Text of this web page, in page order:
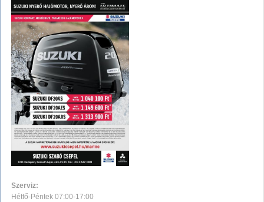
Szerviz:
Hétfő-Péntek 07:00-17:00